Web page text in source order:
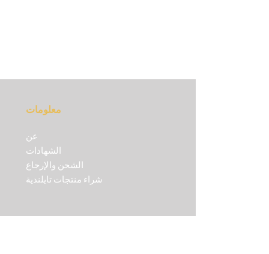
معلومات
عن
الشهادات
الشحن والإرجاع
شراء منتجات تايلندية